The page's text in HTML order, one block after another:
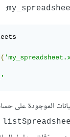
:
(
الموجودة على